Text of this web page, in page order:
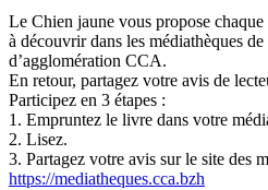
Le Chien jaune vous propose
à découvrir dans les médiathèques
d’agglomération CCA.
En retour, partagez votre avis de
Participez en 3 étapes :
1. Empruntez le livre dans votre
2. Lisez.
3. Partagez votre avis sur le site des
https://mediatheques.cca.bzh